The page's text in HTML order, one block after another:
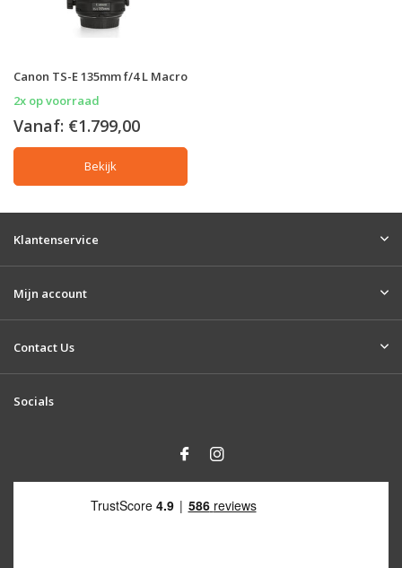
Canon TS-E 135mm f/4 L Macro
2x op voorraad
Vanaf: €1.799,00
Bekijk
Klantenservice
Mijn account
Contact Us
Socials